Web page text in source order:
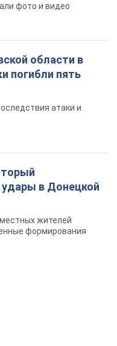
фото и видео
области в
погибли пять
атаки и
удары в Донецкой
жителей
формирования